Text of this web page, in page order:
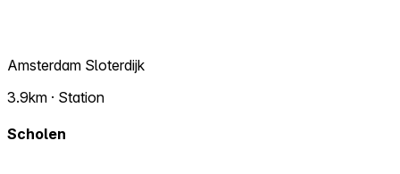
Amsterdam Sloterdijk
3.9km · Station
Scholen